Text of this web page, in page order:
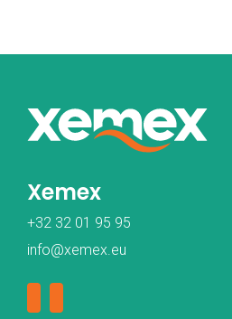
Xemex
+32 32 01 95 95
info@xemex.eu